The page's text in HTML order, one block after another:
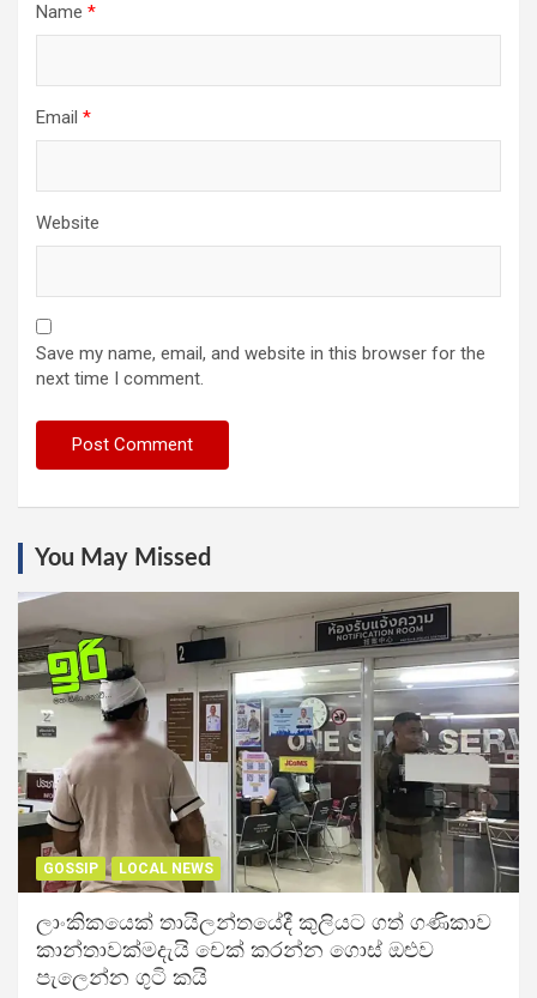
Name *
Email *
Website
Save my name, email, and website in this browser for the
next time I comment.
You May Missed
GOSSIP LOCAL NEWS
ලාංකිකයෙක් තායිලන්තයේදී කුලියට ගත් ගණිකාව
කාන්තාවක්මදැයි චෙක් කරන්න ගොස් ඔළුව
පැලෙන්න ගුටි කයි